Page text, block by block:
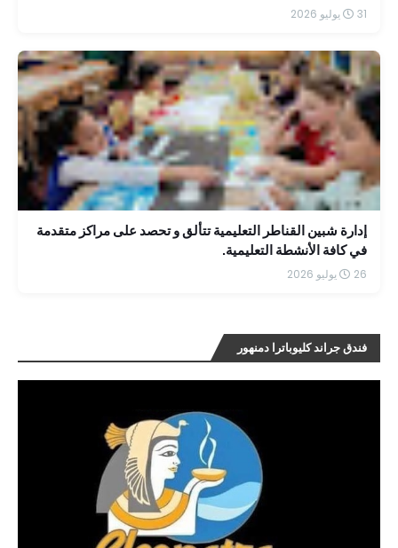
31 يوليو 2026
إدارة شبين القناطر التعليمية تتألق و تحصد على مراكز متقدمة
في كافة الأنشطة التعليمية.
26 يوليو 2026
فندق جراند كليوباترا دمنهور